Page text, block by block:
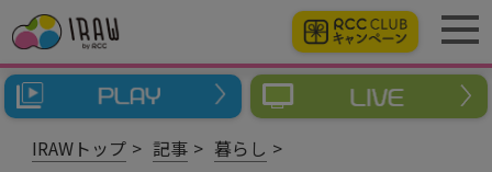
IRAWトップ 記事 暮らし